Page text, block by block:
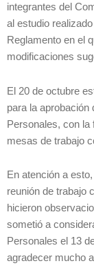
integrantes del
al estudio
Reglamento en el
modificaciones
El 20 de octubre
para la aprobación
Personales, con la
mesas de trabajo
En atención a
reunión de trabajo
hicieron
sometió a
Personales el 13
agradecer mucho